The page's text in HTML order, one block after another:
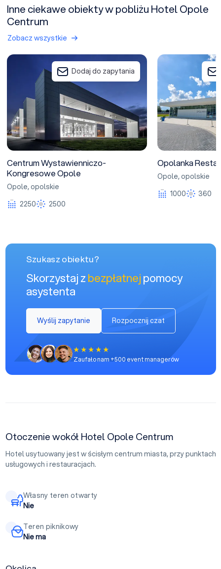
Inne ciekawe obiekty w pobliżu Hotel Opole
Centrum
Zobacz wszystkie
Centrum Wystawienniczo-Kongresowe Opole
Dodaj do zapytania
Centrum Wystawienniczo-
Kongresowe Opole
Opole,opolskie
2250
2500
Opolanka
Opolanka
Opole,opolskie
1000
360
Szukasz obiektu?
Skorzystaj zbezpłatnejpomocy
asystenta
Wyślij zapytanie Rozpocznij czat
Zaufało nam +500 event managerów
Otoczenie wokół Hotel Opole Centrum
Hotel usytuowany jest w ścisłym centrum miasta, przy punktach
usługowych i restauracjach.
Własny teren otwarty
Nie
Teren piknikowy
Nie ma